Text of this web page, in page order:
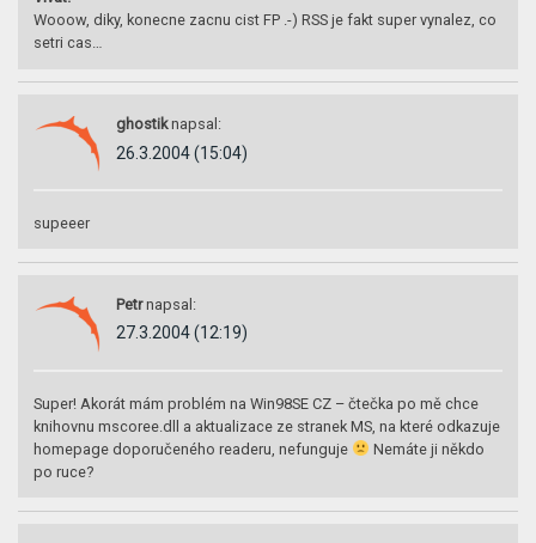
Wooow, diky, konecne zacnu cist FP .-) RSS je fakt super vynalez, co
setri cas…
ghostik napsal:
26.3.2004 (15:04)
supeeer
Petr napsal:
27.3.2004 (12:19)
Super! Akorát mám problém na Win98SE CZ – čtečka po mě chce
knihovnu mscoree.dll a aktualizace ze stranek MS, na které odkazuje
homepage doporučeného readeru, nefunguje
Nemáte ji někdo
po ruce?